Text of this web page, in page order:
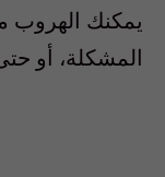
يمكنك الهروب
المشكلة، أو